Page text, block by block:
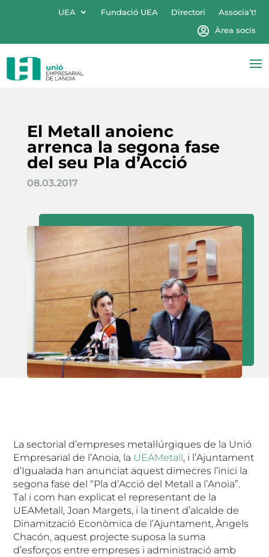
UEA Fundació UEA Directori
Associa’t!
Àrea socis
El Metall anoienc
arrenca la segona fase
del seu Pla d’Acció
08.03.2017
La sectorial d’empreses metal·lúrgiques de la Unió
Empresarial de l’Anoia, la UEAMetall, i l’Ajuntament
d’Igualada han anunciat aquest dimecres l’inici la
segona fase del “Pla d’Acció del Metall a l’Anoia”.
Tal i com han explicat el representant de la
UEAMetall, Joan Margets, i la tinent d’alcalde de
Dinamització Econòmica de l’Ajuntament, Àngels
Chacón, aquest projecte suposa la suma
d’esforços entre empreses i administració amb